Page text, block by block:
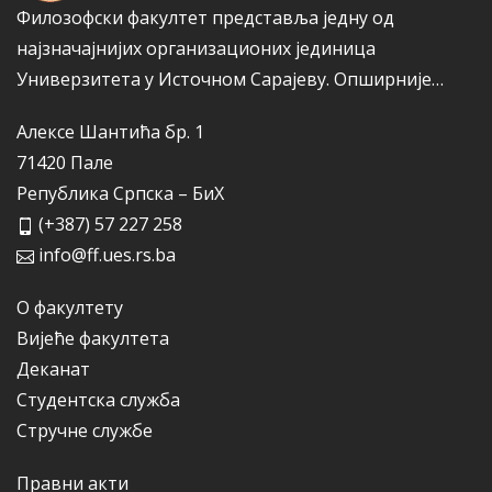
Филозофски факултет представља једну од
најзначајнијих организационих јединица
Универзитета у Источном Сарајеву. Опширније…
Алексе Шантића бр. 1
71420 Пале
Република Српска – БиХ
(+387) 57 227 258
info@ff.ues.rs.ba
О факултету
Вијеће факултета
Деканат
Студентска служба
Стручне службе
Правни акти